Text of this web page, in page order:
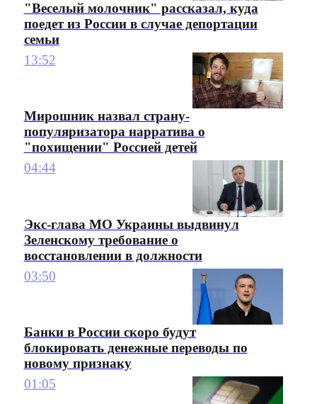
"Веселый молочник" рассказал, куда
поедет из России в случае депортации
семьи
13:52
Мирошник назвал страну-
популяризатора нарратива о
"похищении" Россией детей
04:44
Экс-глава МО Украины выдвинул
Зеленскому требование о
восстановлении в должности
03:50
Банки в России скоро будут
блокировать денежные переводы по
новому признаку
01:05